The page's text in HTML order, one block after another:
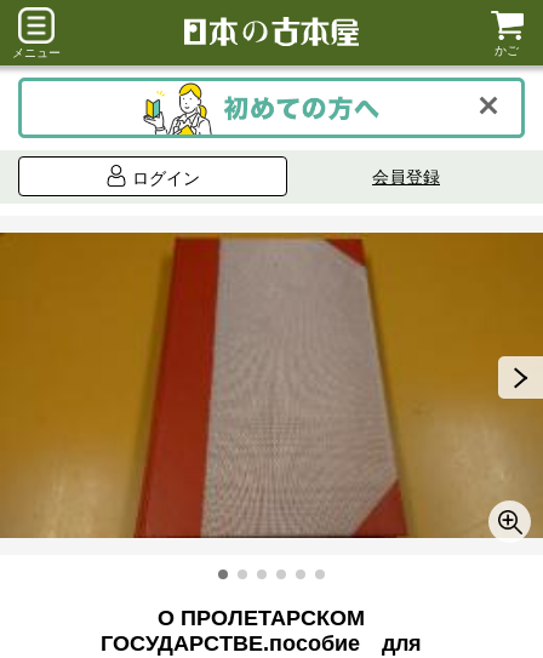
メニュー かご
ログイン 会員登録
О ПРОЛЕТАРСКОМ
ГОСУДАРСТВЕ.пособие для